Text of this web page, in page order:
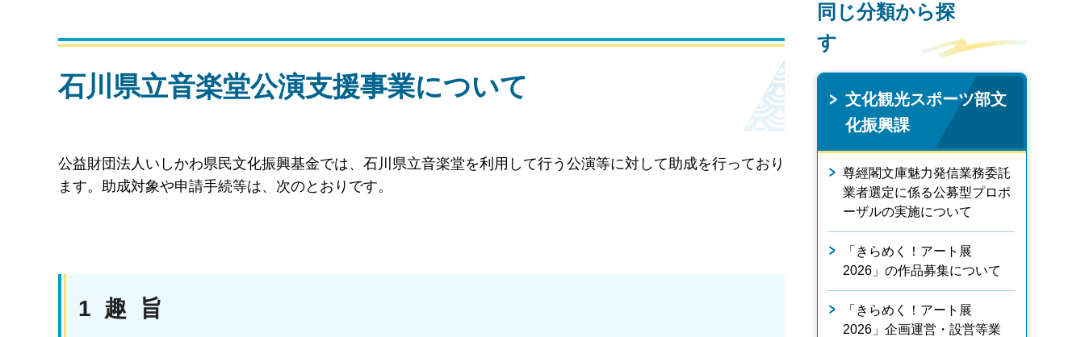
石川県立音楽堂公演支援事業について
公益財団法人いしかわ県民文化振興基金では、石川県立音楽堂を利用して行う公演等に対して助成を行っており
ます。助成対象や申請手続等は、次のとおりです。
1 趣 旨
同じ分類から探
す
文化観光スポーツ部文
化振興課
尊經閣文庫魅力発信業務委託
業者選定に係る公募型プロポ
ーザルの実施について
「きらめく！アート展
2026」の作品募集について
「きらめく！アート展
2026」企画運営・設営等業